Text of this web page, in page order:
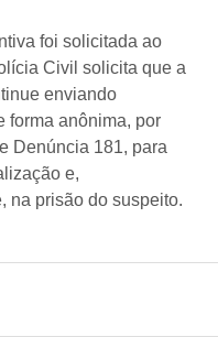
foi solicitada ao
Civil solicita que a
enviando
forma anônima, por
Denúncia 181, para
e,
na prisão do suspeito.